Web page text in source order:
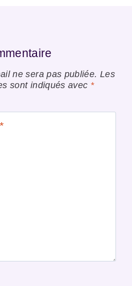
ne sera pas publiée. Les
sont indiqués avec *
*